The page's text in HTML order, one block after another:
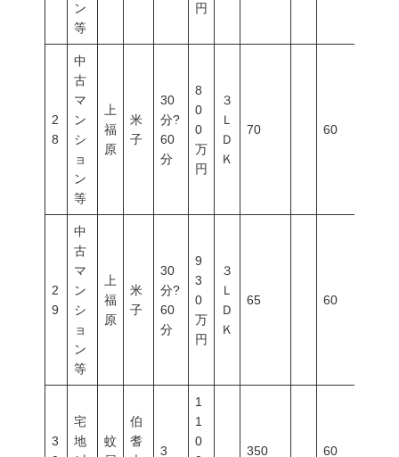
ン
等
円
2
8
中
古
マ
ン
シ
ョ
ン
等
上
福
原
米
子
30
分?
60
分
8
0
0
万
円
３
Ｌ
Ｄ
Ｋ
70 60
2
9
中
古
マ
ン
シ
ョ
ン
等
上
福
原
米
子
30
分?
60
分
9
3
0
万
円
３
Ｌ
Ｄ
Ｋ
65 60
3
宅
地
蚊
伯
耆
3
1
1
0
350 60